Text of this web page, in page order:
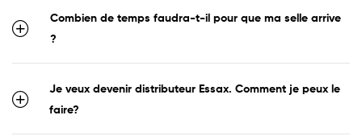
Combien de temps faudra-t-il pour que ma selle arrive
?
Je veux devenir distributeur Essax. Comment je peux le
faire?